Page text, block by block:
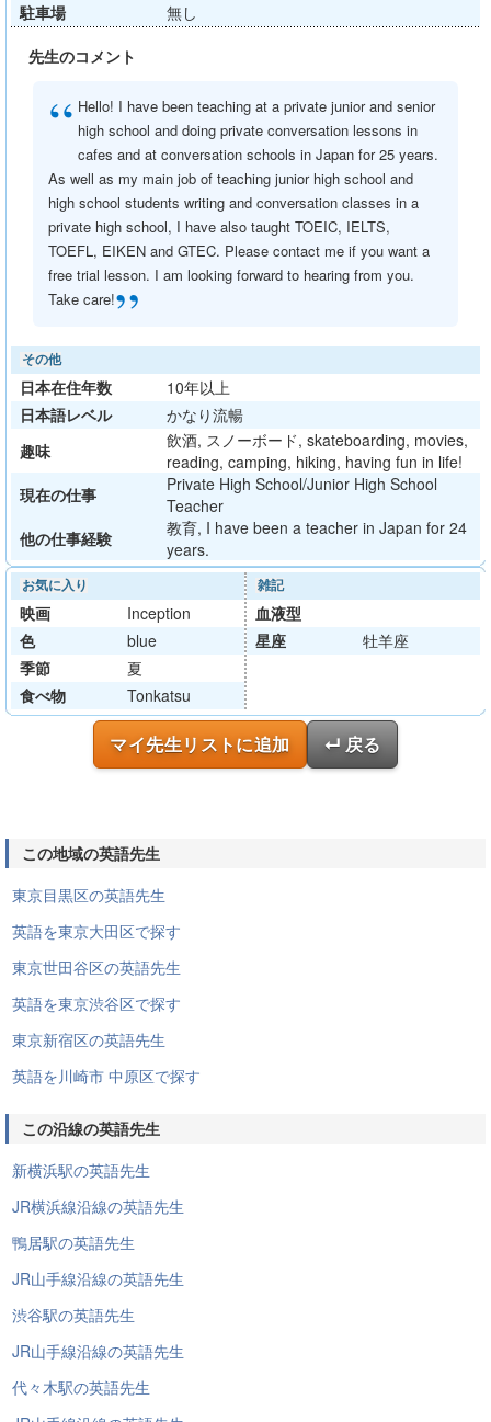
駐車場
無し
先生のコメント
“ Hello! I have been teaching at a private junior and senior
high school and doing private conversation lessons in
cafes and at conversation schools in Japan for 25 years.
As well as my main job of teaching junior high school and
high school students writing and conversation classes in a
private high school, I have also taught TOEIC, IELTS,
TOEFL, EIKEN and GTEC. Please contact me if you want a
free trial lesson. I am looking forward to hearing from you.
Take care!”
その他
日本在住年数
10年以上
日本語レベル
かなり流暢
趣味
飲酒, スノーボード, skateboarding, movies,
reading, camping, hiking, having fun in life!
現在の仕事
Private High School/Junior High School
Teacher
他の仕事経験
教育, I have been a teacher in Japan for 24
years.
お気に入り
映画
Inception
色
blue
季節
夏
食べ物
Tonkatsu
雑記
血液型
星座
牡羊座
マイ先生リストに追加 ↵ 戻る
この地域の英語先生
東京目黒区の英語先生
英語を東京大田区で探す
東京世田谷区の英語先生
英語を東京渋谷区で探す
東京新宿区の英語先生
英語を川崎市 中原区で探す
この沿線の英語先生
新横浜駅の英語先生
JR横浜線沿線の英語先生
鴨居駅の英語先生
JR山手線沿線の英語先生
渋谷駅の英語先生
JR山手線沿線の英語先生
代々木駅の英語先生